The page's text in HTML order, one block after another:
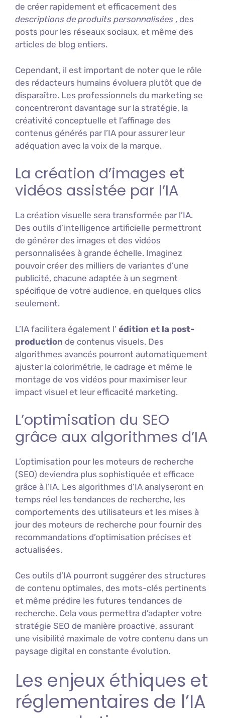
de créer rapidement et efficacement des
descriptions de produits personnalisées , des
posts pour les réseaux sociaux, et même des
articles de blog entiers.
Cependant, il est important de noter que le rôle
des rédacteurs humains évoluera plutôt que de
disparaître. Les professionnels du marketing se
concentreront davantage sur la stratégie, la
créativité conceptuelle et l’affinage des
contenus générés par l’IA pour assurer leur
adéquation avec la voix de la marque.
La création d’images et
vidéos assistée par l’IA
La création visuelle sera transformée par l’IA.
Des outils d’intelligence artificielle permettront
de générer des images et des vidéos
personnalisées à grande échelle. Imaginez
pouvoir créer des milliers de variantes d’une
publicité, chacune adaptée à un segment
spécifique de votre audience, en quelques clics
seulement.
L’IA facilitera également l’ édition et la post-
production de contenus visuels. Des
algorithmes avancés pourront automatiquement
ajuster la colorimétrie, le cadrage et même le
montage de vos vidéos pour maximiser leur
impact visuel et leur efficacité marketing.
L’optimisation du SEO
grâce aux algorithmes d’IA
L’optimisation pour les moteurs de recherche
(SEO) deviendra plus sophistiquée et efficace
grâce à l’IA. Les algorithmes d’IA analyseront en
temps réel les tendances de recherche, les
comportements des utilisateurs et les mises à
jour des moteurs de recherche pour fournir des
recommandations d’optimisation précises et
actualisées.
Ces outils d’IA pourront suggérer des structures
de contenu optimales, des mots-clés pertinents
et même prédire les futures tendances de
recherche. Cela vous permettra d’adapter votre
stratégie SEO de manière proactive, assurant
une visibilité maximale de votre contenu dans un
paysage digital en constante évolution.
Les enjeux éthiques et
réglementaires de l’IA